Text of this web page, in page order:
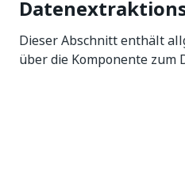
Dieser Abschnitt enthält
über die Komponente